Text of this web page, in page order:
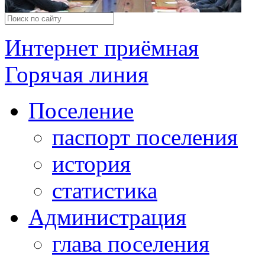
Интернет приёмная
Горячая линия
Поселение
паспорт поселения
история
статистика
Администрация
глава поселения